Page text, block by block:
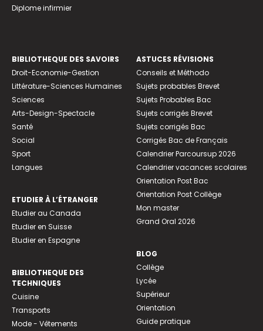
Diplome infirmier
BIBLIOTHEQUE DES SAVOIRS
Droit-Economie-Gestion
Littérature-Sciences Humaines
Sciences
Arts-Design-Spectacle
Santé
Social
Sport
Langues
ETUDIER À L’ÉTRANGER
Etudier au Canada
Etudier en Suisse
Etudier en Espagne
BIBLIOTHEQUE DES
TECHNIQUES
Cuisine
Transports
Mode - Vêtements
ASTUCES RÉVISIONS
Conseils et Méthodo
Sujets probables Brevet
Sujets Probables Bac
Sujets corrigés Brevet
Sujets corrigés Bac
Corrigés Bac de Français
Calendrier Parcoursup 2026
Calendrier vacances scolaires
Orientation Post Bac
Orientation Post Collège
Mon master
Grand Oral 2026
BLOG
Collège
Lycée
Supérieur
Orientation
Guide pratique